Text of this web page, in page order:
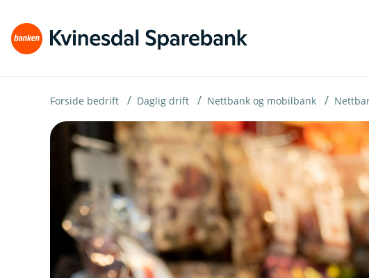
Forside bedrift Daglig drift Nettbank og mobilbank